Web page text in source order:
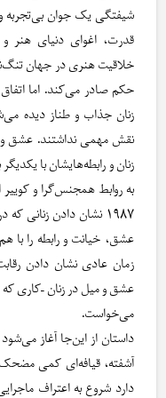
شیفتگی یک جوان بی‌تجربه
قدرت، اغوای دنیای هنر
خلاقیت هنری در جهان
حکم صادر می‌کند. اما اتفاق
زنان جذاب و طناز دیده
نقش مهمی نداشتند. عشق‌ و
زنان و رابطه‌هایشان با یکدیگر
به روابط همجنس‌گرا و
۱۹۸۷ نشان دادن زنانی
عشق، خیانت و رابطه را با
زمان عادی نشان دادن
می‌خواست.
داستان از این‌جا آغاز
آشفته، قیافه‌ای کمی مضحک،